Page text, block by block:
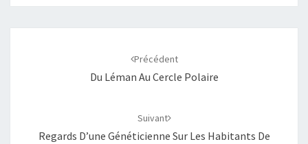
Précédent
Du Léman Au Cercle Polaire
Suivant
Regards D’une Généticienne Sur Les Habitants De